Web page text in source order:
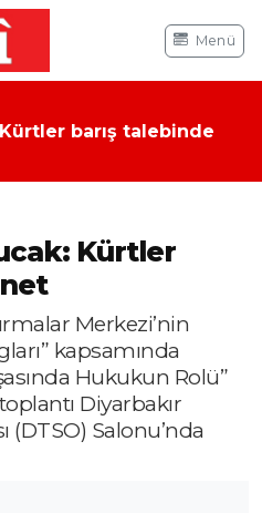
Menü
Kürtler barış talebinde
Kürtler
Merkezi’nin
kapsamında
Hukukun Rolü”
Diyarbakır
(DTSO) Salonu’nda